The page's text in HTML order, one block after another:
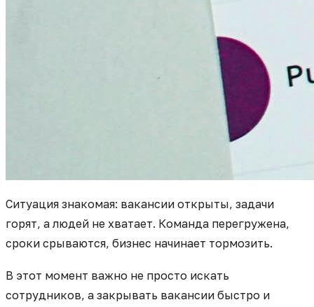
Ситуация знакомая: вакансии открыты, задачи
горят, а людей не хватает. Команда перегружена,
сроки срываются, бизнес начинает тормозить.
В этот момент важно не просто искать
сотрудников, а закрывать вакансии быстро и